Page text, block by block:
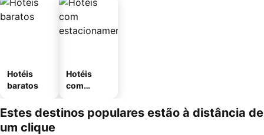
Hotéis
baratos
Hotéis
com
mento
Estes destinos populares estão à distância de
um clique